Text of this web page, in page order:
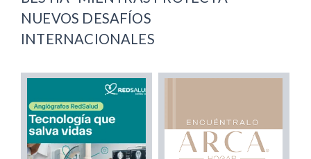
NUEVOS DESAFÍOS
INTERNACIONALES